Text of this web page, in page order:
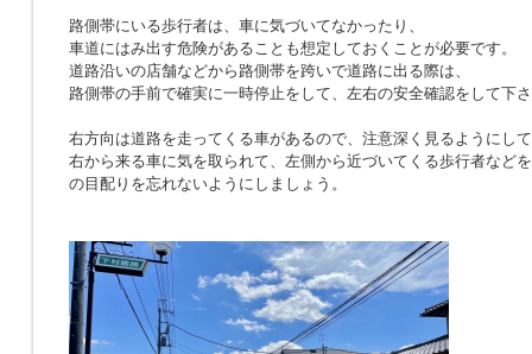
路側帯にいる歩行者は、車に気づいてなかったり、
車道にはみ出す危険があることも想定しておくことが必要です。
道路沿いの店舗などから路側帯を跨いで道路に出る際は、
路側帯の手前で確実に一時停止をして、左右の安全確認をして下
右方向は道路を走ってくる車があるので、注意深く見るようにし
右から来る車に気を取られて、左側から近づいてくる歩行者など
の目配りを忘れないようにしましょう。